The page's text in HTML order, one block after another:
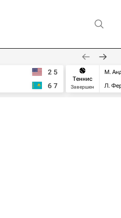
2 5
6 7
Теннис
Завершен
М.
Л.